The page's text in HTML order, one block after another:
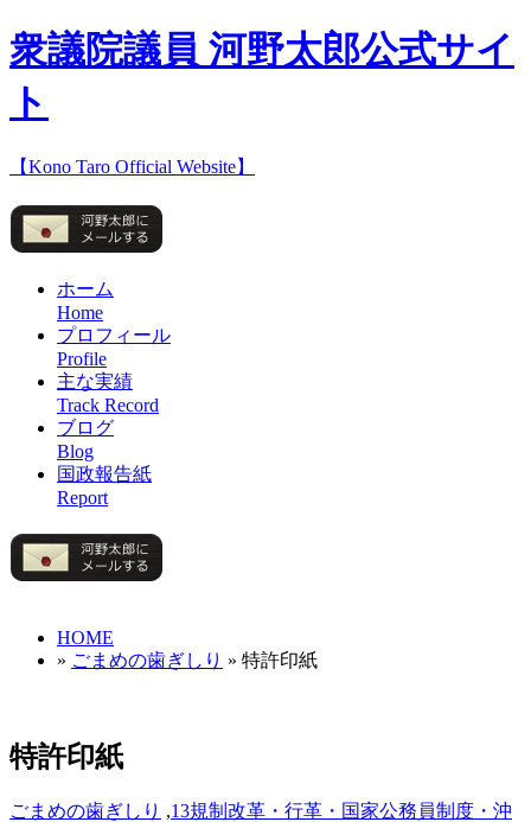
衆議院議員 河野太郎公式サイ
ト
【Kono Taro Official Website】
ホーム
Home
プロフィール
Profile
主な実績
Track Record
ブログ
Blog
国政報告紙
Report
HOME
» ごまめの歯ぎしり » 特許印紙
特許印紙
ごまめの歯ぎしり ,13規制改革・行革・国家公務員制度・沖